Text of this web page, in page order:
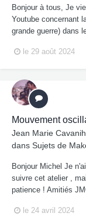
Bonjour à tous, Je
Youtube concernant
grande guerre) dans
le 29 août 2024
Mouvement
Jean Marie
dans Sujets de
Bonjour Michel Je
suivre cet atelier ,
patience ! Amitiés
le 24 avril 2024